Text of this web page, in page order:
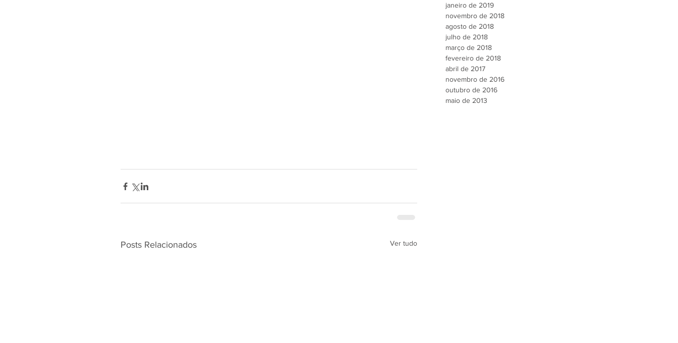
Posts Relacionados Ver tudo
janeiro de 2019
novembro de 2018
agosto de 2018
julho de 2018
março de 2018
fevereiro de 2018
abril de 2017
novembro de 2016
outubro de 2016
maio de 2013